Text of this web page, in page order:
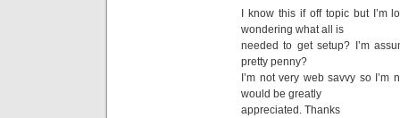
I know this if off topic but I’m
wondering what all is
needed to get setup? I’m
pretty penny?
I’m not very web savvy so
would be greatly
appreciated. Thanks